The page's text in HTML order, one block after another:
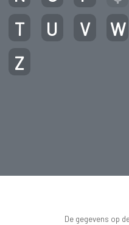
T U V W
Z
De gegevens op